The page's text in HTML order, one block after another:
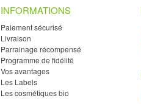
INFORMATIONS
Paiement sécurisé
Livraison
Parrainage récompensé
Programme de fidélité
Vos avantages
Les Labels
Les cosmétiques bio